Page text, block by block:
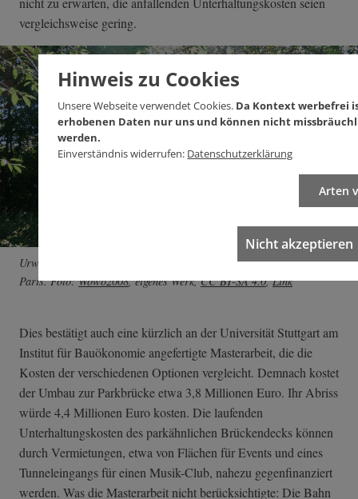
vergleichsweise gering.
Urwaldartig: die Promenaden-Brücke Coulée verte René-Dumont,
Paris. Foto:Wowo2008,eigenes Werk,CC BY-SA 4.0,Link
Dies bestätigt auch eine kürzlich an der Universität Stuttgart am
Institut für Bauökonomie angefertigte Masterarbeit, die die
Kosten der verschiedenen Optionen vergleicht. Demnach kostet
der Umbau zur Parkbrücke etwa 3,8 Millionen Euro. Ihr Abriss
würde 4,4 Millionen Euro kosten. Die laufenden
Unterhaltungskosten des parkähnlichen Brückendecks können
durch Vermietungen, etwa von Flächen für Events und eines
Tunneleingangs für einen Musik-Club, nahezu gegenfinanziert
werden. Was die Masterarbeit nicht berücksichtigte: Die Bahn
Hinweis zu Cookies
Unsere Webseite verwendet Cookies. Da Kontext werbefrei
erhobenen Daten nur uns und können nicht
werden.
Einverständnis widerrufen: Datenschutzerklärung
Arten
Nicht akzeptieren